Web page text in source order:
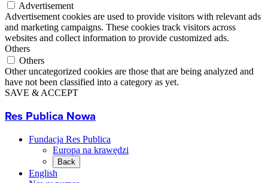
Advertisement
Advertisement cookies are used to provide visitors with relevant ads
and marketing campaigns. These cookies track visitors across
websites and collect information to provide customized ads.
Others
Others
Other uncategorized cookies are those that are being analyzed and
have not been classified into a category as yet.
SAVE & ACCEPT
Res Publica Nowa
Fundacja Res Publica
Europa na krawędzi
Back
English